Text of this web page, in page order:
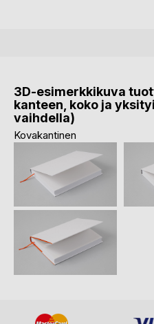
3D-esimerkkikuva
kanteen, koko ja
vaihdella)
Kovakantinen